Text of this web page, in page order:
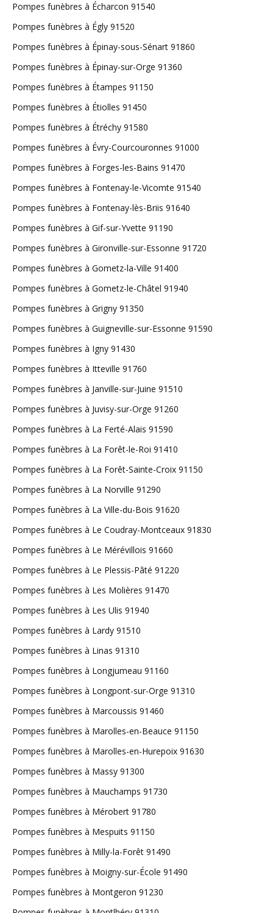
Pompes funèbres à Écharcon 91540
Pompes funèbres à Égly 91520
Pompes funèbres à Épinay-sous-Sénart 91860
Pompes funèbres à Épinay-sur-Orge 91360
Pompes funèbres à Étampes 91150
Pompes funèbres à Étiolles 91450
Pompes funèbres à Étréchy 91580
Pompes funèbres à Évry-Courcouronnes 91000
Pompes funèbres à Forges-les-Bains 91470
Pompes funèbres à Fontenay-le-Vicomte 91540
Pompes funèbres à Fontenay-lès-Briis 91640
Pompes funèbres à Gif-sur-Yvette 91190
Pompes funèbres à Gironville-sur-Essonne 91720
Pompes funèbres à Gometz-la-Ville 91400
Pompes funèbres à Gometz-le-Châtel 91940
Pompes funèbres à Grigny 91350
Pompes funèbres à Guigneville-sur-Essonne 91590
Pompes funèbres à Igny 91430
Pompes funèbres à Itteville 91760
Pompes funèbres à Janville-sur-Juine 91510
Pompes funèbres à Juvisy-sur-Orge 91260
Pompes funèbres à La Ferté-Alais 91590
Pompes funèbres à La Forêt-le-Roi 91410
Pompes funèbres à La Forêt-Sainte-Croix 91150
Pompes funèbres à La Norville 91290
Pompes funèbres à La Ville-du-Bois 91620
Pompes funèbres à Le Coudray-Montceaux 91830
Pompes funèbres à Le Mérévillois 91660
Pompes funèbres à Le Plessis-Pâté 91220
Pompes funèbres à Les Molières 91470
Pompes funèbres à Les Ulis 91940
Pompes funèbres à Lardy 91510
Pompes funèbres à Linas 91310
Pompes funèbres à Longjumeau 91160
Pompes funèbres à Longpont-sur-Orge 91310
Pompes funèbres à Marcoussis 91460
Pompes funèbres à Marolles-en-Beauce 91150
Pompes funèbres à Marolles-en-Hurepoix 91630
Pompes funèbres à Massy 91300
Pompes funèbres à Mauchamps 91730
Pompes funèbres à Mérobert 91780
Pompes funèbres à Mespuits 91150
Pompes funèbres à Milly-la-Forêt 91490
Pompes funèbres à Moigny-sur-École 91490
Pompes funèbres à Montgeron 91230